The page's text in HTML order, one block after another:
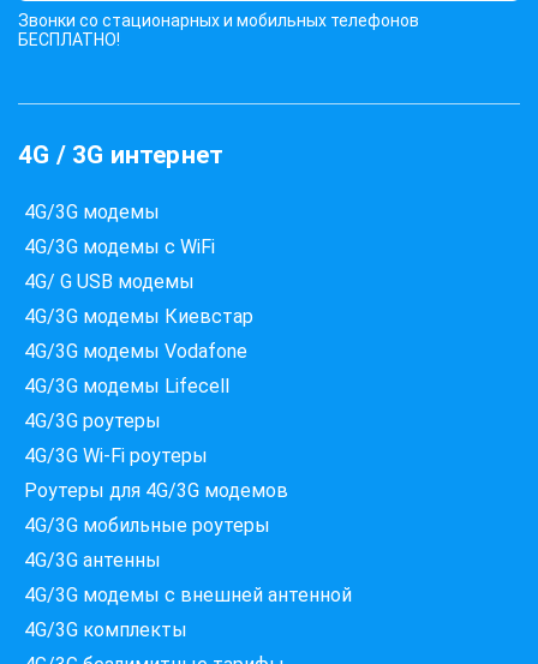
Звонки со стационарных и мобильных телефонов
БЕСПЛАТНО!
4G / 3G интернет
4G/3G модемы
4G/3G модемы с WiFi
4G/ G USB модемы
4G/3G модемы Киевстар
4G/3G модемы Vodafone
4G/3G модемы Lifecell
4G/3G роутеры
4G/3G Wi-Fi роутеры
Роутеры для 4G/3G модемов
4G/3G мобильные роутеры
4G/3G антенны
4G/3G модемы c внешней антенной
4G/3G комплекты